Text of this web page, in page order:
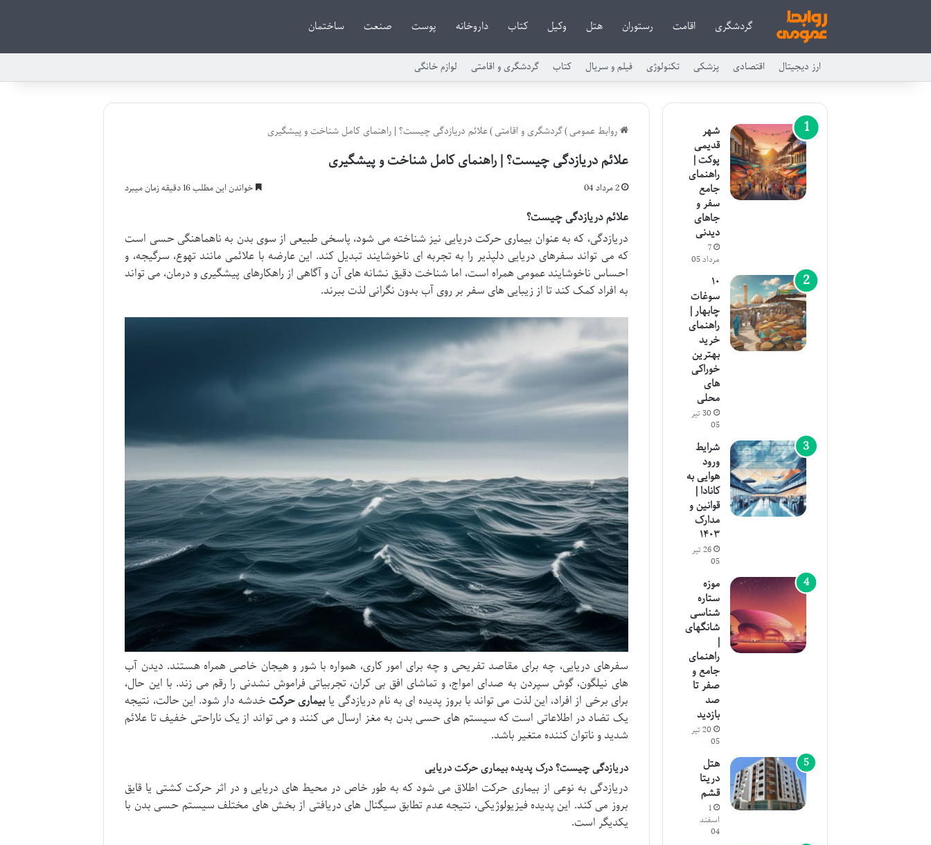
گردشگری اقامت رستوران هتل وکیل کتاب داروخانه پوست صنعت ساختمان
ارز دیجیتال اقتصادی پزشکی تکنولوژی فیلم و سریال کتاب گردشگری و اقامتی لوازم خانگی
روابط عمومی)گردشگری و اقامتی)علائم دریازدگی چیست؟ | راهنمای کامل شناخت و پیشگیری
علائم دریازدگی چیست؟ | راهنمای کامل شناخت و پیشگیری
2 مرداد 04 خواندن این مطلب 16 دقیقه زمان میبرد
علائم دریازدگی چیست؟
دریازدگی، که به عنوان بیماری حرکت دریایی نیز شناخته می شود، پاسخی طبیعی از سوی بدن به ناهماهنگی حسی است
که می تواند سفرهای دریایی دلپذیر را به تجربه ای ناخوشایند تبدیل کند. این عارضه با علائمی مانند تهوع، سرگیجه، و
احساس ناخوشایند عمومی همراه است، اما شناخت دقیق نشانه های آن و آگاهی از راهکارهای پیشگیری و درمان، می تواند
به افراد کمک کند تا از زیبایی های سفر بر روی آب بدون نگرانی لذت ببرند.
سفرهای دریایی، چه برای مقاصد تفریحی و چه برای امور کاری، همواره با شور و هیجان خاصی همراه هستند. دیدن آب
های نیلگون، گوش سپردن به صدای امواج، و تماشای افق بی کران، تجربیاتی فراموش نشدنی را رقم می زند. با این حال،
برای برخی از افراد، این لذت می تواند با بروز پدیده ای به نام دریازدگی یابیماری حرکتخدشه دار شود. این حالت، نتیجه
یک تضاد در اطلاعاتی است که سیستم های حسی بدن به مغز ارسال می کنند و می تواند از یک ناراحتی خفیف تا علائم
شدید و ناتوان کننده متغیر باشد.
دریازدگی چیست؟ درک پدیده بیماری حرکت دریایی
دریازدگی به نوعی از بیماری حرکت اطلاق می شود که به طور خاص در محیط های دریایی و در اثر حرکت کشتی یا قایق
بروز می کند. این پدیده فیزیولوژیکی، نتیجه عدم تطابق سیگنال های دریافتی از بخش های مختلف سیستم حسی بدن با
یکدیگر است.
شهر
قدیمی
پوکت |
راهنمای
جامع
سفر و
جاهای
دیدنی
7
مرداد 05
۱۰
سوغات
چابهار |
راهنمای
خرید
بهترین
خوراکی
های
محلی
30 تیر
05
شرایط
ورود
هوایی به
کانادا |
قوانین و
مدارک
۱۴۰۳
26 تیر
05
موزه
ستاره
شناسی
شانگهای
|
راهنمای
جامع و
صفر تا
صد
بازدید
20 تیر
05
هتل
دریتا
قشم
1
اسفند
04